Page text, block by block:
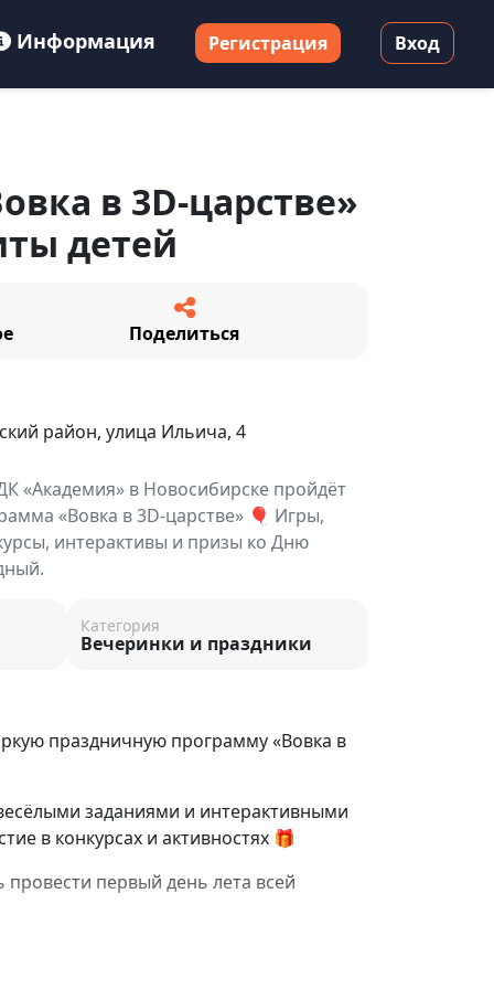
Информация Регистрация Вход
в 3D-царстве»
детей
Поделиться
район, улица Ильича, 4
«Академия» в Новосибирске пройдёт
«Вовка в 3D-царстве» 🎈 Игры,
интерактивы и призы ко Дню
Категория
Вечеринки и праздники
праздничную программу «Вовка в
заданиями и интерактивными
в конкурсах и активностях 🎁
первый день лета всей